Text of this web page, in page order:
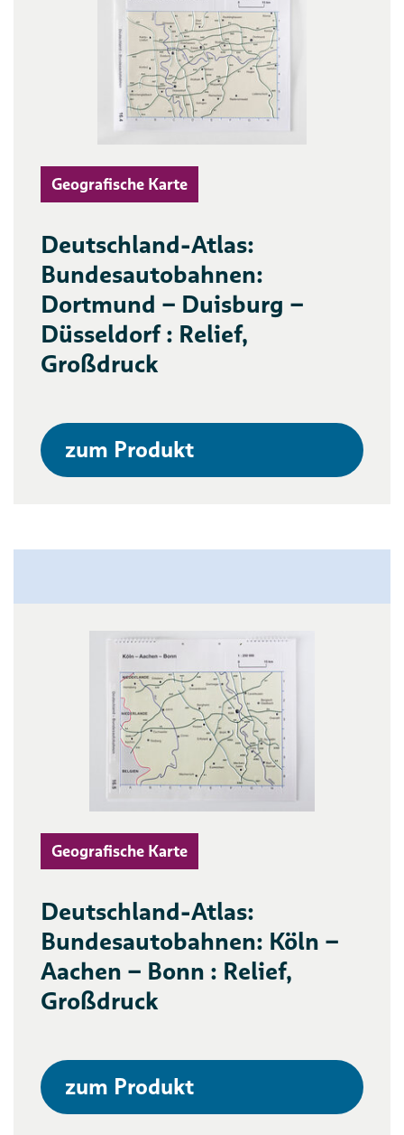
Geografische Karte
Deutschland-Atlas:
Bundesautobahnen:
Dortmund – Duisburg –
Düsseldorf : Relief,
Großdruck
zum Produkt
Geografische Karte
Deutschland-Atlas:
Bundesautobahnen: Köln –
Aachen – Bonn : Relief,
Großdruck
zum Produkt